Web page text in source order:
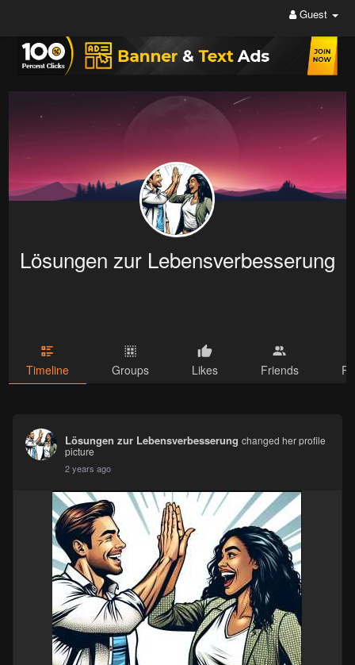
Guest
Lösungen zur Lebensverbesserung
Timeline Groups Likes Friends
Lösungen zur Lebensverbesserung changed her profile
picture
2 years ago